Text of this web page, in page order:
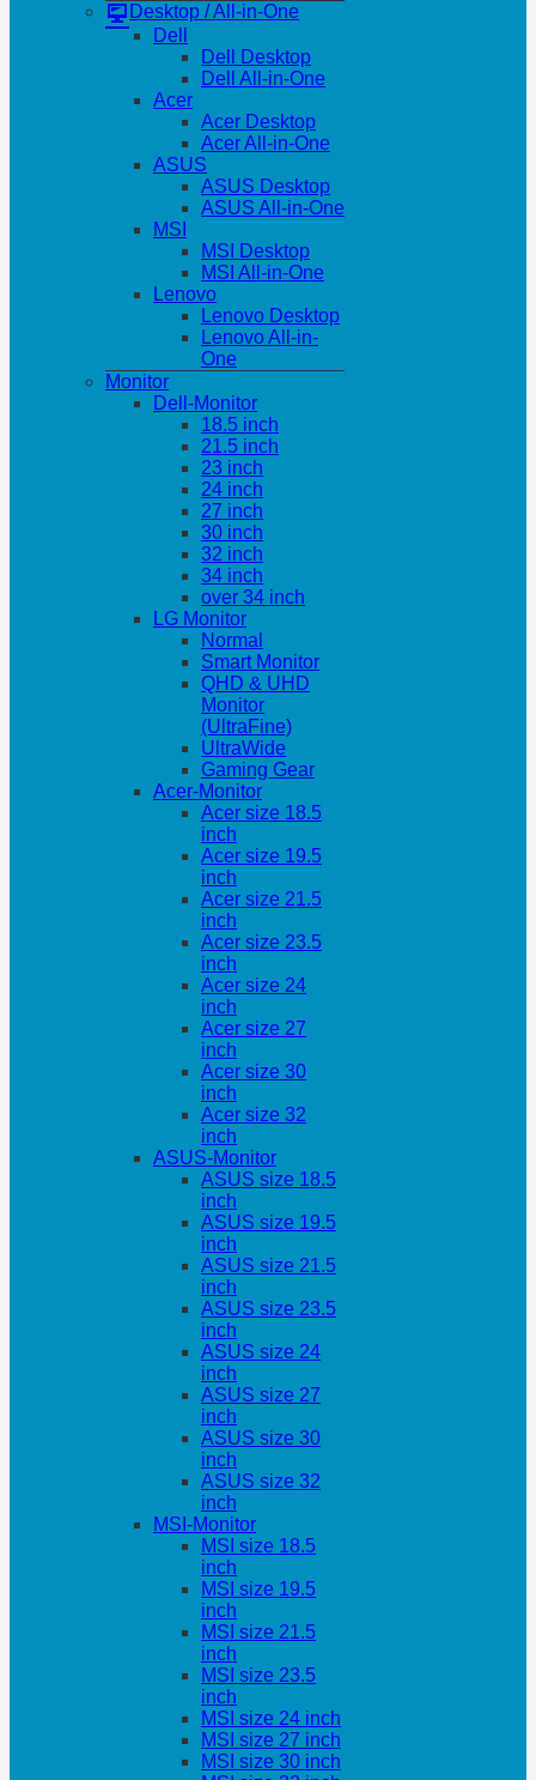
Desktop / All-in-One
Dell
Dell Desktop
Dell All-in-One
Acer
Acer Desktop
Acer All-in-One
ASUS
ASUS Desktop
ASUS All-in-One
MSI
MSI Desktop
MSI All-in-One
Lenovo
Lenovo Desktop
Lenovo All-in-
One
Monitor
Dell-Monitor
18.5 inch
21.5 inch
23 inch
24 inch
27 inch
30 inch
32 inch
34 inch
over 34 inch
LG Monitor
Normal
Smart Monitor
QHD & UHD
Monitor
(UltraFine)
UltraWide
Gaming Gear
Acer-Monitor
Acer size 18.5
inch
Acer size 19.5
inch
Acer size 21.5
inch
Acer size 23.5
inch
Acer size 24
inch
Acer size 27
inch
Acer size 30
inch
Acer size 32
inch
ASUS-Monitor
ASUS size 18.5
inch
ASUS size 19.5
inch
ASUS size 21.5
inch
ASUS size 23.5
inch
ASUS size 24
inch
ASUS size 27
inch
ASUS size 30
inch
ASUS size 32
inch
MSI-Monitor
MSI size 18.5
inch
MSI size 19.5
inch
MSI size 21.5
inch
MSI size 23.5
inch
MSI size 24 inch
MSI size 27 inch
MSI size 30 inch